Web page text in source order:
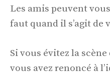
Les amis peuvent
faut quand il s’agit de
Si vous évitez la
vous avez renoncé à